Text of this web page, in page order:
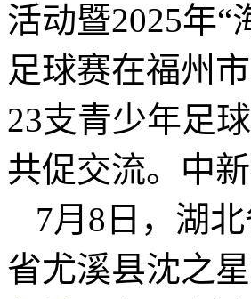
活动暨2025年
足球赛在福州
23支青少年足
共促交流。中
7月8日，湖
省尤溪县沈之